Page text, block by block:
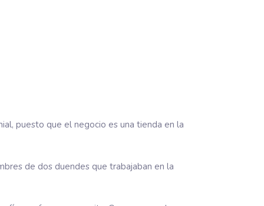
puesto que el negocio es una tienda en la
de dos duendes que trabajaban en la